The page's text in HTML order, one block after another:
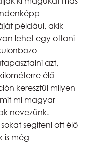
például, akik
lehet egy ottani
azt,
élő
keresztül milyen
mi magyar
nevezünk.
segíteni ott élő
is még